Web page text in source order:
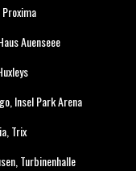
Auenseee
Insel Park Arena
Trix
Turbinenhalle